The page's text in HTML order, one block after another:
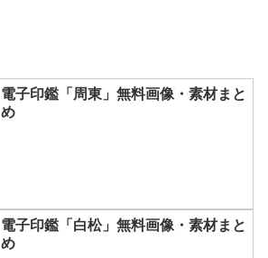
電子印鑑「周東」無料画像・素材まと
め
電子印鑑「白松」無料画像・素材まと
め